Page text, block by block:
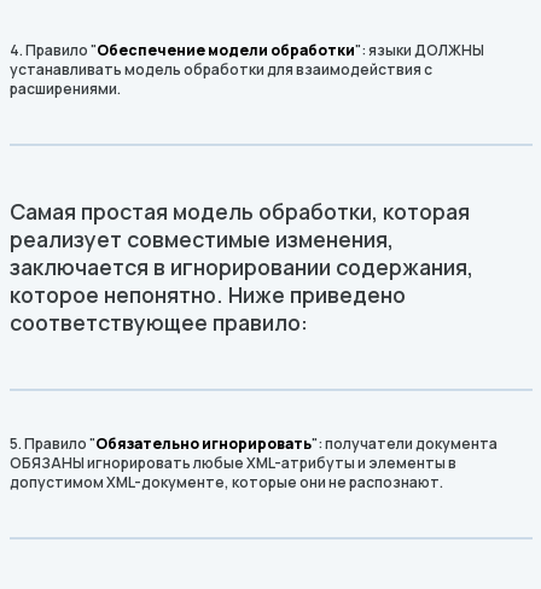
4. Правило "Обеспечение модели обработки": языки ДОЛЖНЫ
устанавливать модель обработки для взаимодействия с
расширениями.
Самая простая модель обработки, которая
реализует совместимые изменения,
заключается в игнорировании содержания,
которое непонятно. Ниже приведено
соответствующее правило:
5. Правило "Обязательно игнорировать": получатели документа
ОБЯЗАНЫ игнорировать любые XML-атрибуты и элементы в
допустимом XML-документе, которые они не распознают.